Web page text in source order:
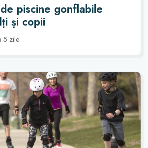
piscine gonflabile
și copii
5 zile